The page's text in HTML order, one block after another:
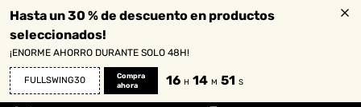
Hasta un 30 % de descuento en productos
seleccionados!
¡ENORME AHORRO DURANTE SOLO 48H!
FULLSWING30
Compra
ahora
16 H 14 M 51 S